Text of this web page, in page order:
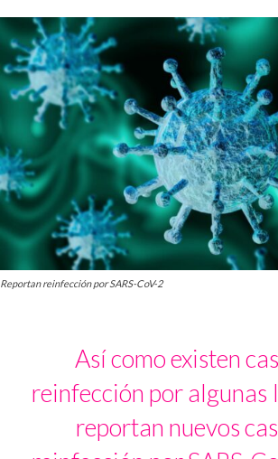
Reportan reinfección por SARS-CoV-2
Así como existen
reinfección por algunas
reportan nuevos